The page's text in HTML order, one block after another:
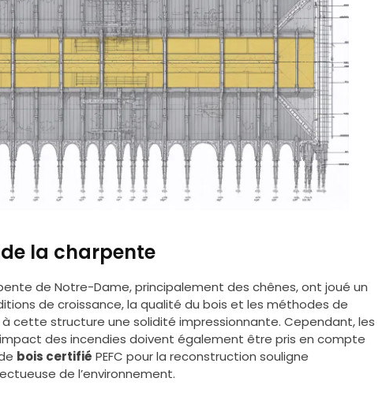
la charpente
de Notre-Dame, principalement des chênes, ont joué un
de croissance, la qualité du bois et les méthodes de
cette structure une solidité impressionnante. Cependant, les
des incendies doivent également être pris en compte
bois certifié PEFC pour la reconstruction souligne
de l’environnement.